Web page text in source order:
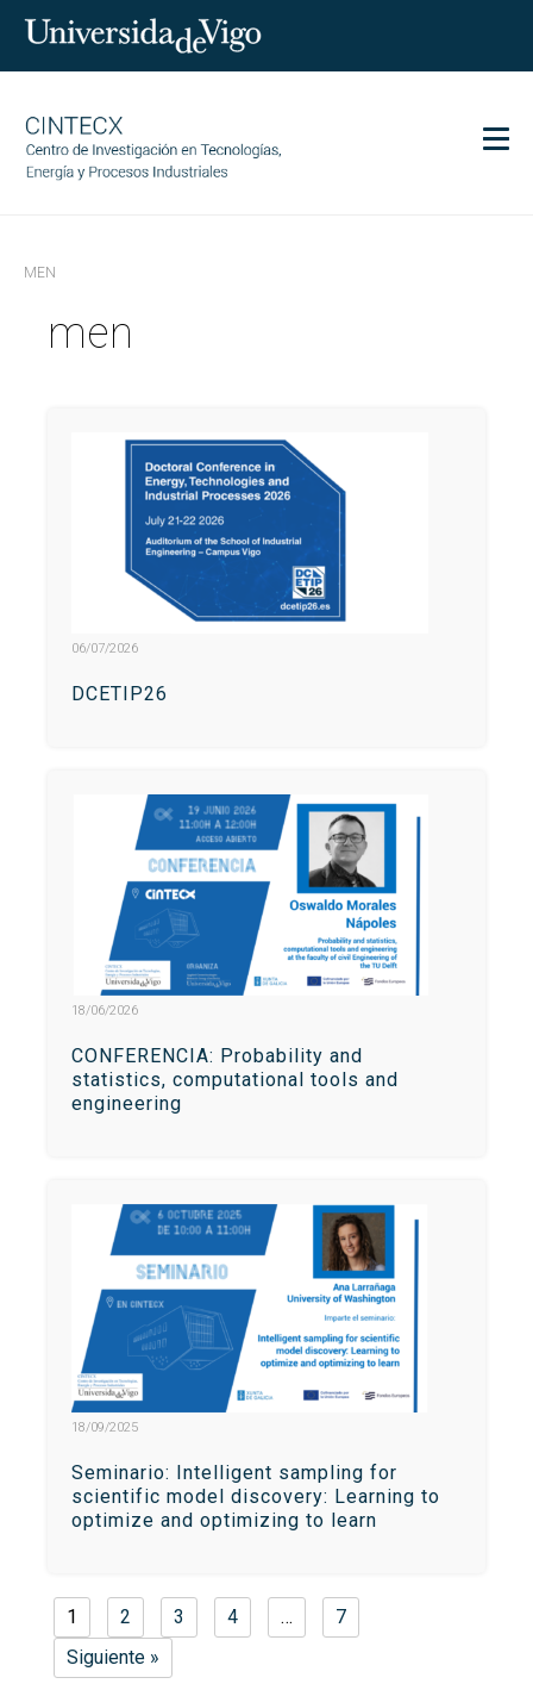
Investigación
Transferencia
Comunicación
Search
Buscar
por:
BUSCAR
Twitter Instagram
MEN
men
06/07/2026
DCETIP26
18/06/2026
CONFERENCIA: Probability and
statistics, computational tools and
engineering
18/09/2025
Seminario: Intelligent sampling for
scientific model discovery: Learning to
optimize and optimizing to learn
1 2 3 4 …
7
Siguiente »